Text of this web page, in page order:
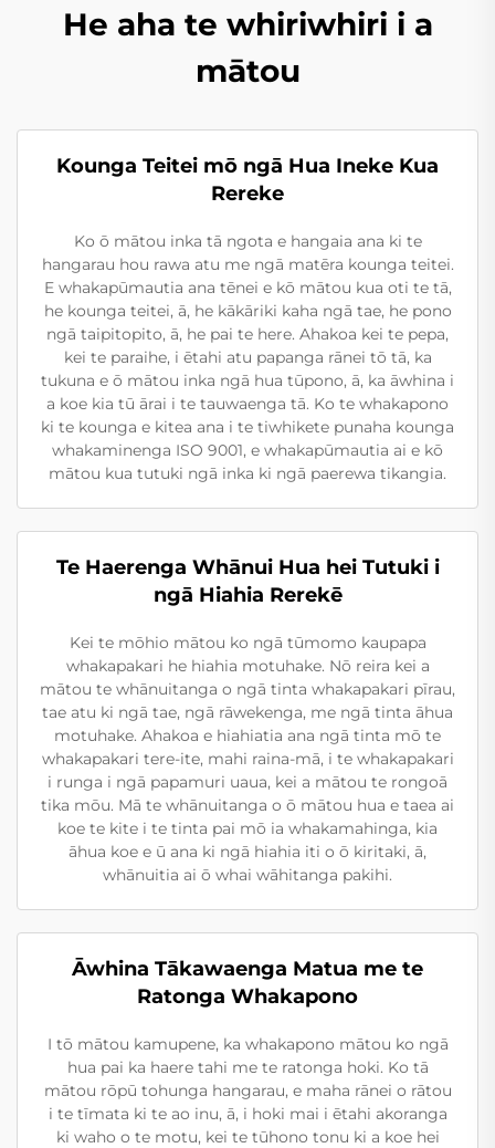
He aha te whiriwhiri i a
mātou
Kounga Teitei mō ngā Hua Ineke Kua
Rereke
Ko ō mātou inka tā ngota e hangaia ana ki te
hangarau hou rawa atu me ngā matēra kounga teitei.
E whakapūmautia ana tēnei e kō mātou kua oti te tā,
he kounga teitei, ā, he kākāriki kaha ngā tae, he pono
ngā taipitopito, ā, he pai te here. Ahakoa kei te pepa,
kei te paraihe, i ētahi atu papanga rānei tō tā, ka
tukuna e ō mātou inka ngā hua tūpono, ā, ka āwhina i
a koe kia tū ārai i te tauwaenga tā. Ko te whakapono
ki te kounga e kitea ana i te tiwhikete punaha kounga
whakaminenga ISO 9001, e whakapūmautia ai e kō
mātou kua tutuki ngā inka ki ngā paerewa tikangia.
Te Haerenga Whānui Hua hei Tutuki i
ngā Hiahia Rerekē
Kei te mōhio mātou ko ngā tūmomo kaupapa
whakapakari he hiahia motuhake. Nō reira kei a
mātou te whānuitanga o ngā tinta whakapakari pīrau,
tae atu ki ngā tae, ngā rāwekenga, me ngā tinta āhua
motuhake. Ahakoa e hiahiatia ana ngā tinta mō te
whakapakari tere-ite, mahi raina-mā, i te whakapakari
i runga i ngā papamuri uaua, kei a mātou te rongoā
tika mōu. Mā te whānuitanga o ō mātou hua e taea ai
koe te kite i te tinta pai mō ia whakamahinga, kia
āhua koe e ū ana ki ngā hiahia iti o ō kiritaki, ā,
whānuitia ai ō whai wāhitanga pakihi.
Āwhina Tākawaenga Matua me te
Ratonga Whakapono
I tō mātou kamupene, ka whakapono mātou ko ngā
hua pai ka haere tahi me te ratonga hoki. Ko tā
mātou rōpū tohunga hangarau, e maha rānei o rātou
i te tīmata ki te ao inu, ā, i hoki mai i ētahi akoranga
ki waho o te motu, kei te tūhono tonu ki a koe hei